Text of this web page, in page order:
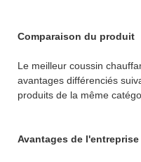
Comparaison du produit
Le meilleur coussin
avantages différenciés
produits de la même
Avantages de l'entreprise